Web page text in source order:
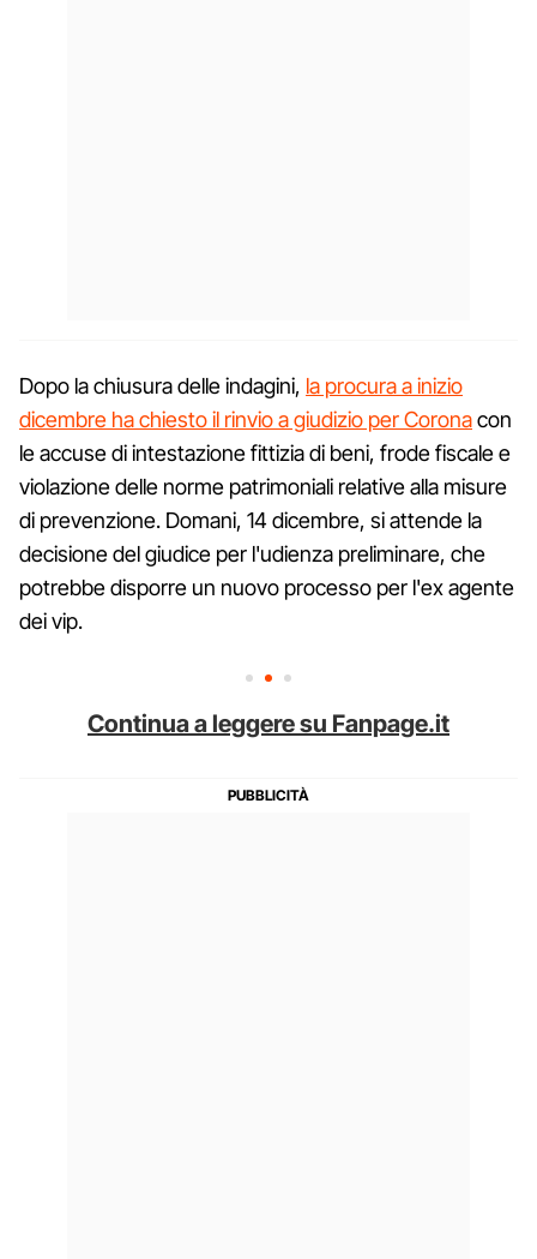
Dopo la chiusura delle indagini, la procura a inizio
dicembre ha chiesto il rinvio a giudizio per Coronacon
le accuse di intestazione fittizia di beni, frode fiscale e
violazione delle norme patrimoniali relative alla misure
di prevenzione. Domani, 14 dicembre, si attende la
decisione del giudice per l'udienza preliminare, che
potrebbe disporre un nuovo processo per l'ex agente
dei vip.
Continua a leggere su Fanpage.it